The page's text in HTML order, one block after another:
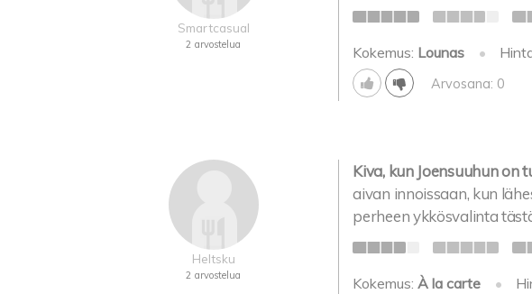
Smartcasual
2 arvostelua Kokemus: Lounas •
Arvosana: 0
Heltsku
2 arvostelua
Kiva, kun Joensuuhun on
aivan innoissaan, kun
perheen ykkösvalinta
Kokemus:À la carte •